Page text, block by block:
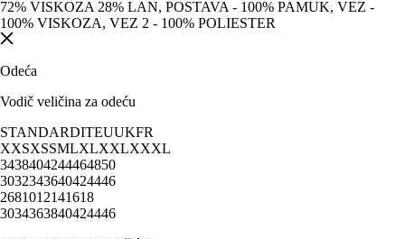
72% VISKOZA 28% LAN, POSTAVA - 100% PAMUK, VEZ -
100% VISKOZA, VEZ 2 - 100% POLIESTER
Odeća
Vodič veličina za odeću
STANDARDITEUUKFR
XXSXSSMLXLXXLXXXL
3438404244464850
3032343640424446
2681012141618
3034363840424446